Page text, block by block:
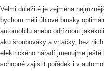
Velmi důležité je zejména
bychom měli úhlové brusky
automobilu anebo odříznout
aku šroubováky a vrtačky, bez
elektrického nářadí jmenujme
schopné zajistit pořádek i v